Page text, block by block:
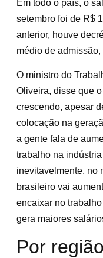
Em todo o país, o
setembro foi de R$
anterior, houve
médio de
O ministro do
Oliveira, disse que
crescendo, apesar
colocação na
a gente fala de
trabalho na
inevitavelmente, no
brasileiro vai
encaixar no
gera maiores
Por região